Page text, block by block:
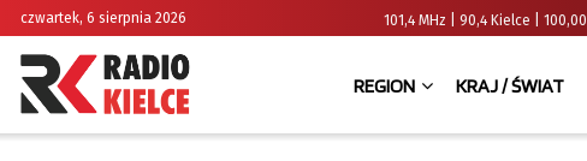
czwartek, 6 sierpnia 2026 101,4 MHz | 90,4 Kielce |
REGION KRAJ / ŚWIAT